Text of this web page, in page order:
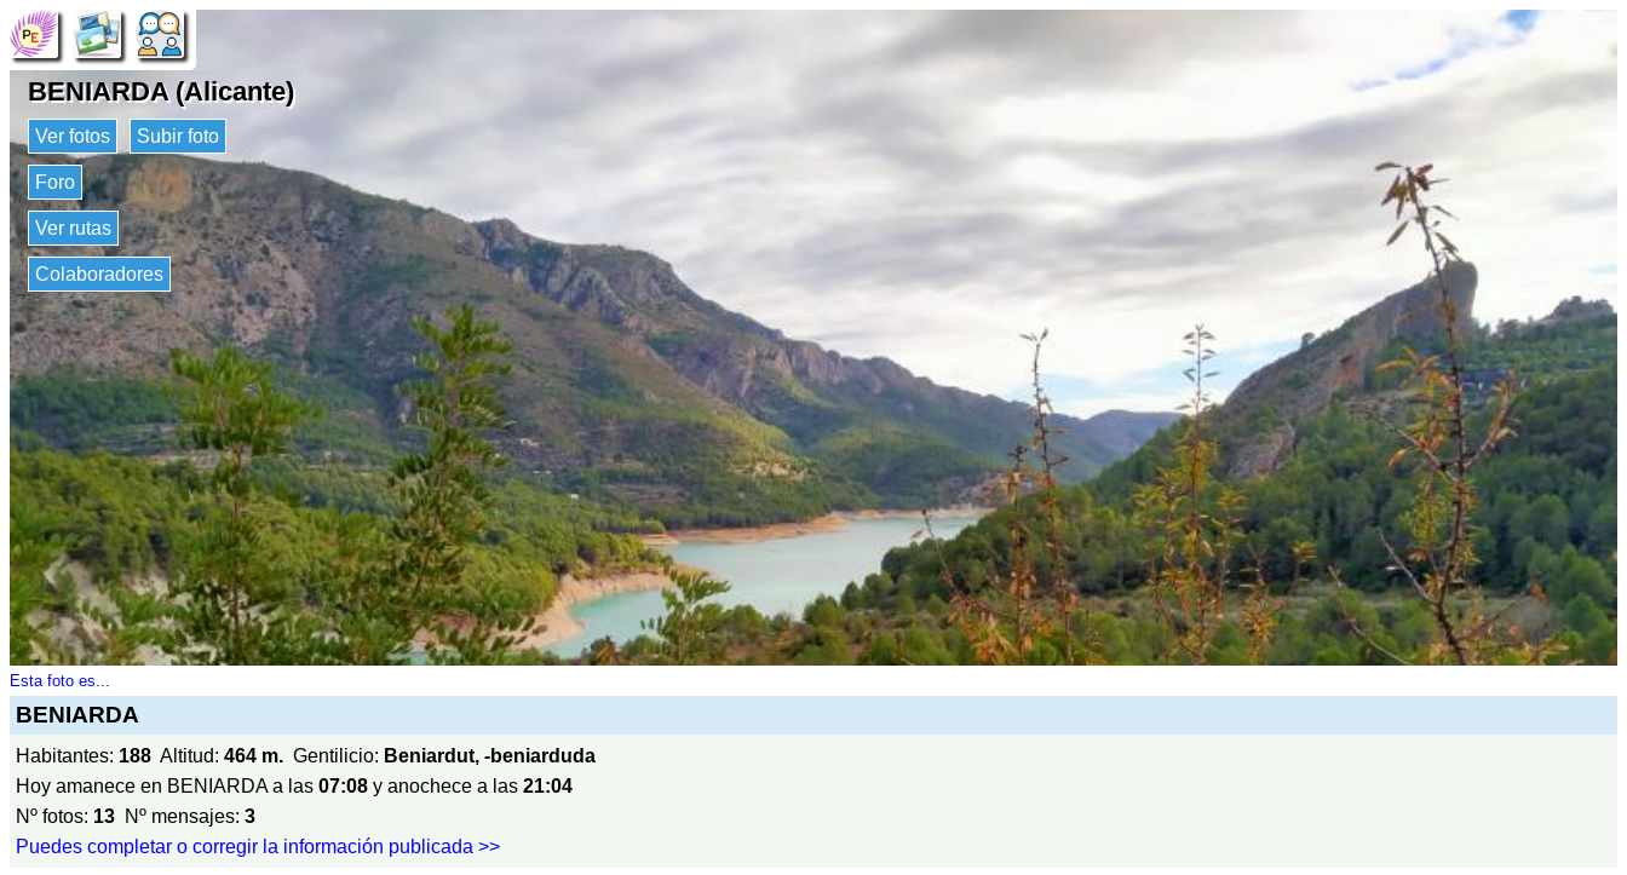
BENIARDA (Alicante)
Ver fotos Subir foto
Foro
Ver rutas
Colaboradores
Esta foto es...
BENIARDA
Habitantes: 188 Altitud: 464 m. Gentilicio: Beniardut, -beniarduda
Hoy amanece en BENIARDA a las 07:08 y anochece a las 21:04
Nº fotos: 13 Nº mensajes: 3
Puedes completar o corregir la información publicada >>